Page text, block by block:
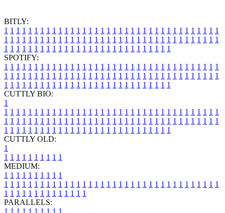
BITLY:
1 1 1 1 1 1 1 1 1 1 1 1 1 1 1 1 1 1 1 1 1 1 1 1 1 1 1 1 1 1 1 1 1 1 1 1
1 1 1 1 1 1 1 1 1 1 1 1 1 1 1 1 1 1 1 1 1 1 1 1 1 1 1 1 1 1 1 1 1 1 1 1
1 1 1 1 1 1 1 1 1 1 1 1 1 1 1 1 1 1 1 1 1 1 1 1 1 1 1 1
SPOTIFY:
1 1 1 1 1 1 1 1 1 1 1 1 1 1 1 1 1 1 1 1 1 1 1 1 1 1 1 1 1 1 1 1 1 1 1 1
1 1 1 1 1 1 1 1 1 1 1 1 1 1 1 1 1 1 1 1 1 1 1 1 1 1 1 1 1 1 1 1 1 1 1 1
1 1 1 1 1 1 1 1 1 1 1 1 1 1 1 1 1 1 1 1 1 1 1 1 1 1 1 1
CUTTLY BIO:
1
1 1 1 1 1 1 1 1 1 1 1 1 1 1 1 1 1 1 1 1 1 1 1 1 1 1 1 1 1 1 1 1 1 1 1 1
1 1 1 1 1 1 1 1 1 1 1 1 1 1 1 1 1 1 1 1 1 1 1 1 1 1 1 1 1 1 1 1 1 1 1 1
1 1 1 1 1 1 1 1 1 1 1 1 1 1 1 1 1 1 1 1 1 1 1 1 1 1 1 1
CUTTLY OLD:
1
1 1 1 1 1 1 1 1 1 1
MEDIUM:
1 1 1 1 1 1 1 1 1 1
1 1 1 1 1 1 1 1 1 1 1 1 1 1 1 1 1 1 1 1 1 1 1 1 1 1 1 1 1 1 1 1 1 1 1 1
1 1 1 1 1 1 1 1 1 1 1 1 1 1
PARALLELS:
1 1 1 1 1 1 1 1 1 1